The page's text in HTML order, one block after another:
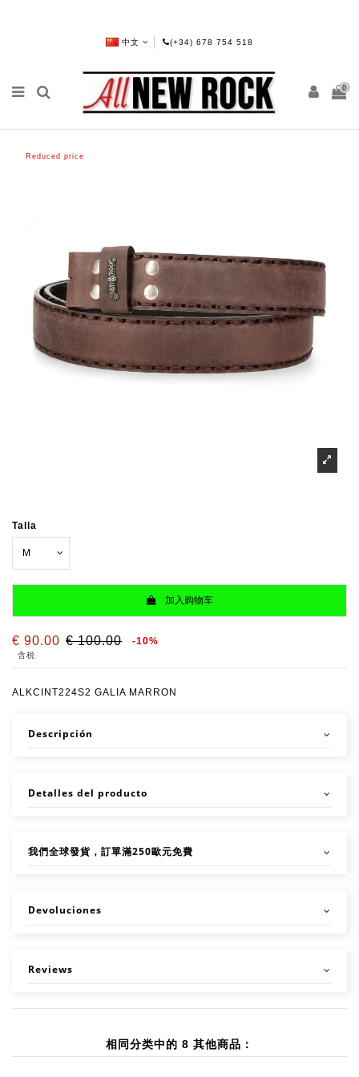
中文 (+34) 678 754 518
0
Reduced price
Talla
加入购物车
€ 90.00 € 100.00 -10%
含税
ALKCINT224S2 GALIA MARRON
Descripción
Detalles del producto
我們全球發貨，訂單滿250歐元免費
Devoluciones
Reviews
相同分类中的 8 其他商品：